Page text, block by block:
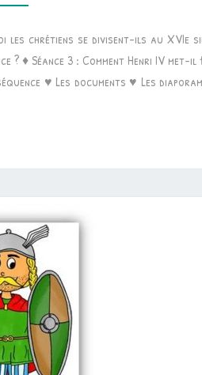
HENRI
IV
ET
les chrétiens se divisent-ils au XVIe
? ♦ Séance 3 : Comment Henri IV met-
♥ Les documents ♥ Les